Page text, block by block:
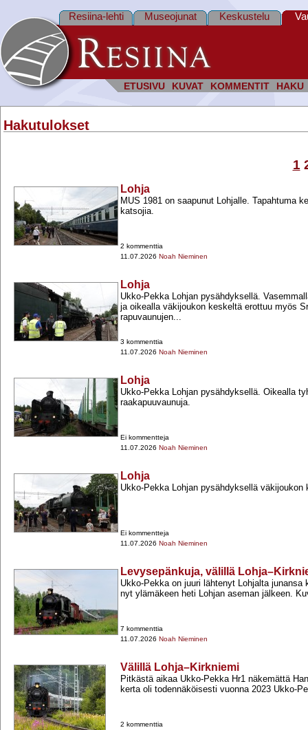
ETUSIVU KUVAT KOMMENTIT HAKU
Resiina-lehti Museojunat Keskustelu
Hakutulokset
1
Lohja
MUS 1981 on saapunut Lohjalle. Tapahtuma
katsojia.
2 kommenttia
11.07.2026 Noah Nieminen
Lohja
Ukko-​Pekka Lohjan pysähdyksellä.
ja oikealla väkijoukon keskeltä erottuu myös
rapuvaunujen...
3 kommenttia
11.07.2026 Noah Nieminen
Lohja
Ukko-​Pekka Lohjan pysähdyksellä. Oikealla
raakapuuvaunuja.
Ei kommentteja
11.07.2026 Noah Nieminen
Lohja
Ukko-​Pekka Lohjan pysähdyksellä väkijoukon
Ei kommentteja
11.07.2026 Noah Nieminen
Levysepänkuja, välillä
Ukko-​Pekka on juuri lähtenyt Lohjalta junansa
nyt ylämäkeen heti Lohjan aseman jälkeen.
7 kommenttia
11.07.2026 Noah Nieminen
Välillä Lohja–Kirkniemi
Pitkästä aikaa Ukko-​Pekka Hr1 näkemättä
kerta oli todennäköisesti vuonna 2023 Ukko-​
2 kommenttia